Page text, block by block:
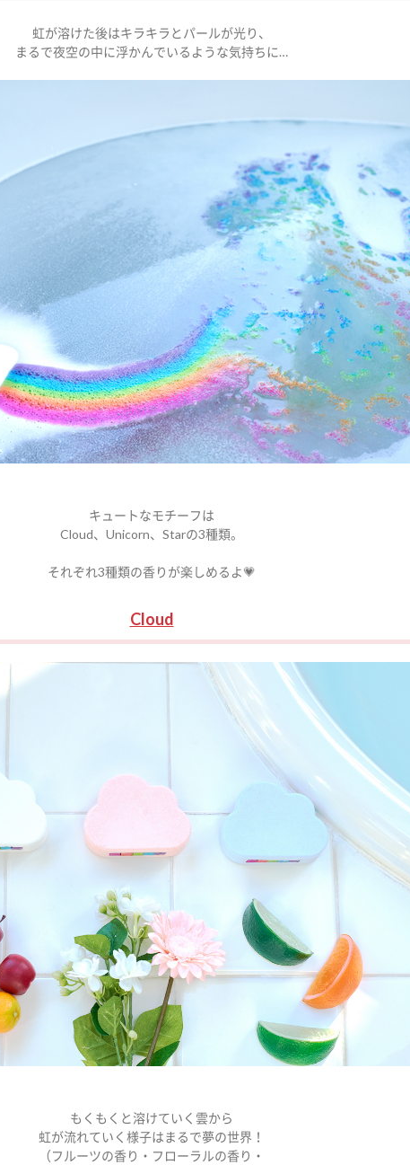
虹が溶けた後はキラキラとパールが光り、
まるで夜空の中に浮かんでいるような気持ちに…
キュートなモチーフは
Cloud、Unicorn、Starの3種類。
それぞれ3種類の香りが楽しめるよ💗
Cloud
もくもくと溶けていく雲から
虹が流れていく様子はまるで夢の世界！
（フルーツの香り・フローラルの香り・